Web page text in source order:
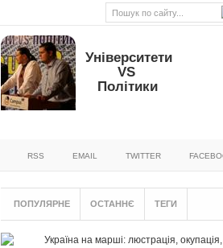
Університети
VS
Політики
RSS EMAIL TWITTER
ПОПУЛЯРНЕ ОСТАННЄ ТЕГИ
Україна на марші: люстрація, окупація,